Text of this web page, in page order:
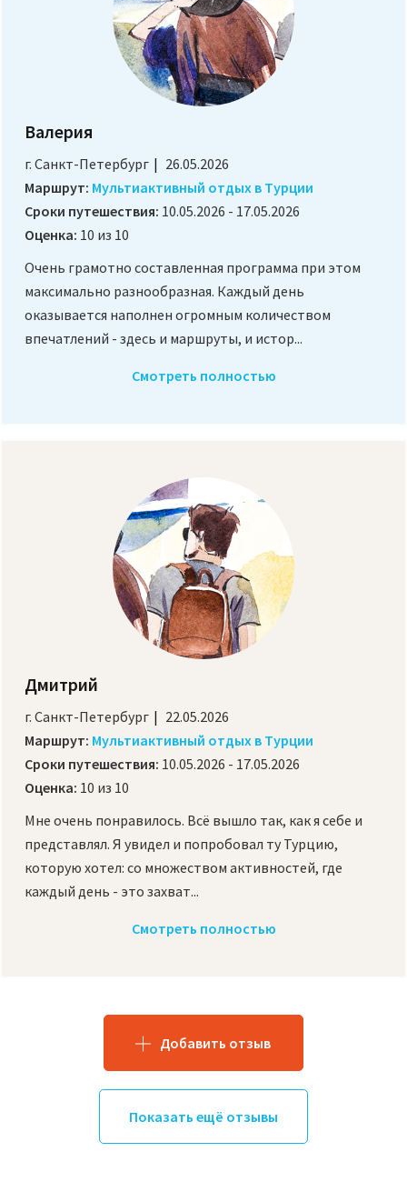
Валерия
г. Санкт-Петербург
26.05.2026
Маршрут: Мультиактивный отдых в Турции
Сроки путешествия: 10.05.2026 - 17.05.2026
Оценка: 10 из 10
Очень грамотно составленная программа при этом
максимально разнообразная. Каждый день
оказывается наполнен огромным количеством
впечатлений - здесь и маршруты, и истор...
Смотреть полностью
Дмитрий
г. Санкт-Петербург
22.05.2026
Маршрут: Мультиактивный отдых в Турции
Сроки путешествия: 10.05.2026 - 17.05.2026
Оценка: 10 из 10
Мне очень понравилось. Всё вышло так, как я себе и
представлял. Я увидел и попробовал ту Турцию,
которую хотел: со множеством активностей, где
каждый день - это захват...
Смотреть полностью
Добавить отзыв
Показать ещё отзывы